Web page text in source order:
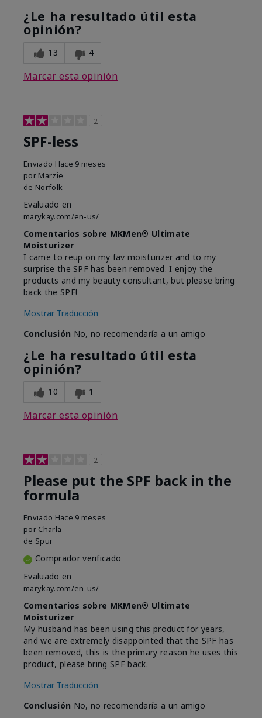
¿Le ha resultado útil esta
opinión?
13 4
Marcar esta opinión
2
SPF-less
Enviado Hace 9 meses
por Marzie
de Norfolk
Evaluado en
marykay.com/en-us/
Comentarios sobre MKMen® Ultimate
Moisturizer
I came to reup on my fav moisturizer and to my
surprise the SPF has been removed. I enjoy the
products and my beauty consultant, but please bring
back the SPF!
Mostrar Traducción
Conclusión No, no recomendaría a un amigo
¿Le ha resultado útil esta
opinión?
10 1
Marcar esta opinión
2
Please put the SPF back in the
formula
Enviado Hace 9 meses
por Charla
de Spur
Comprador verificado
Evaluado en
marykay.com/en-us/
Comentarios sobre MKMen® Ultimate
Moisturizer
My husband has been using this product for years,
and we are extremely disappointed that the SPF has
been removed, this is the primary reason he uses this
product, please bring SPF back.
Mostrar Traducción
Conclusión No, no recomendaría a un amigo